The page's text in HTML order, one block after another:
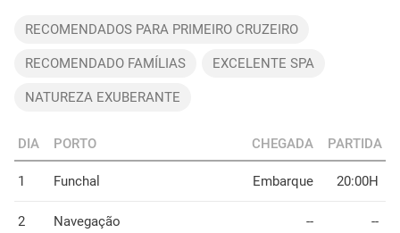
RECOMENDADOS PARA PRIMEIRO CRUZEIRO
RECOMENDADO FAMÍLIAS EXCELENTE SPA
NATUREZA EXUBERANTE
DIA PORTO CHEGADA PARTIDA
1 Funchal Embarque 20:00H
2 Navegação -- --